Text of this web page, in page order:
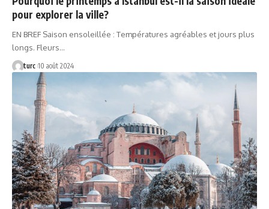
pour explorer la ville?
EN BREF Saison ensoleillée : Températures agréables et jours plus
longs. Fleurs…
turc 10 août 2024